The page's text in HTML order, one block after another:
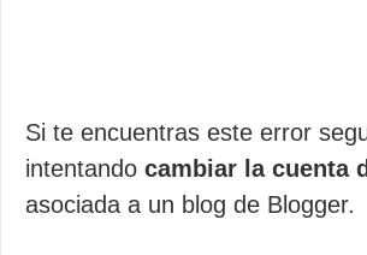
Si te encuentras este error
intentando cambiar la cuenta
asociada a un blog de Blogger.